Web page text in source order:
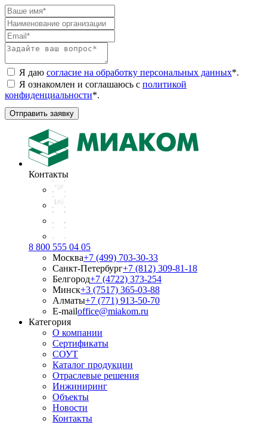
Я даю согласие на обработку персональных данных*.
Я ознакомлен и соглашаюсь с политикой
конфиденциальности*.
Отправить заявку
Контакты
8 800 555 04 05
Москва+7 (499) 703-30-33
Санкт-Петербург+7 (812) 309-81-18
Белгород+7 (4722) 373-254
Минск+3 (7517) 365-03-88
Алматы+7 (771) 913-50-70
E-mailoffice@miakom.ru
Категория
О компании
Сертификаты
СОУТ
Каталог продукции
Отраслевые решения
Инжиниринг
Объекты
Новости
Контакты